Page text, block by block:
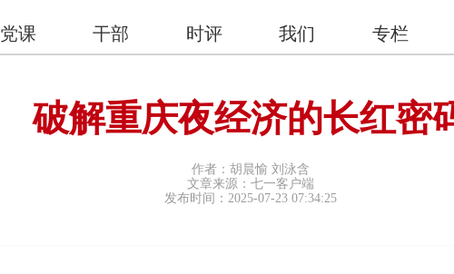
党课 干部 时评 我们 专栏
破解重庆夜经济的长红密
作者：胡晨愉 刘泳含
文章来源：七一客户端
发布时间：2025-07-23 07:34:25